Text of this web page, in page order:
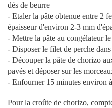
dés de beurre
- Etaler la pâte obtenue entre 2
épaisseur d'environ 2-3 mm
- Mettre la pâte au congélateur
- Disposer le filet de perche
- Découper la pâte de chorizo
pavés et déposer sur les
- Enfourner 15 minutes environ
Pour la croûte de chorizo,